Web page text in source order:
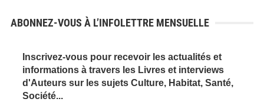
ABONNEZ-VOUS À L’INFOLETTRE MENSUELLE
Inscrivez-vous pour recevoir les actualités et
informations à travers les Livres et interviews
d'Auteurs sur les sujets Culture, Habitat, Santé,
Société...